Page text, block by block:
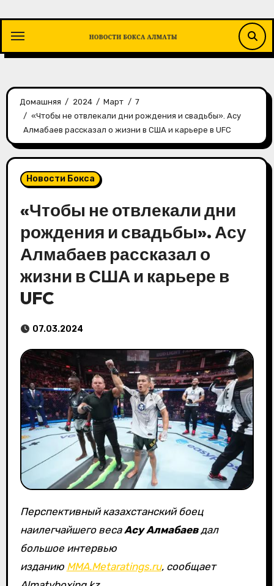
содержимому
Домашняя 2024 Март
7
«Чтобы не отвлекали дни рождения и свадьбы». Асу
Алмабаев рассказал о жизни в США и карьере в UFC
Новости Бокса
«Чтобы не отвлекали дни
рождения и свадьбы». Асу
Алмабаев рассказал о
жизни в США и карьере в
UFC
07.03.2024
Перспективный казахстанский боец
наилегчайшего весаАсу Алмабаевдал
большое интервью
изданию MMA.Metaratings.ru, сообщает